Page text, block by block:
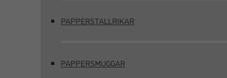
PAPPERSTALLRIKAR
PAPPERSMUGGAR